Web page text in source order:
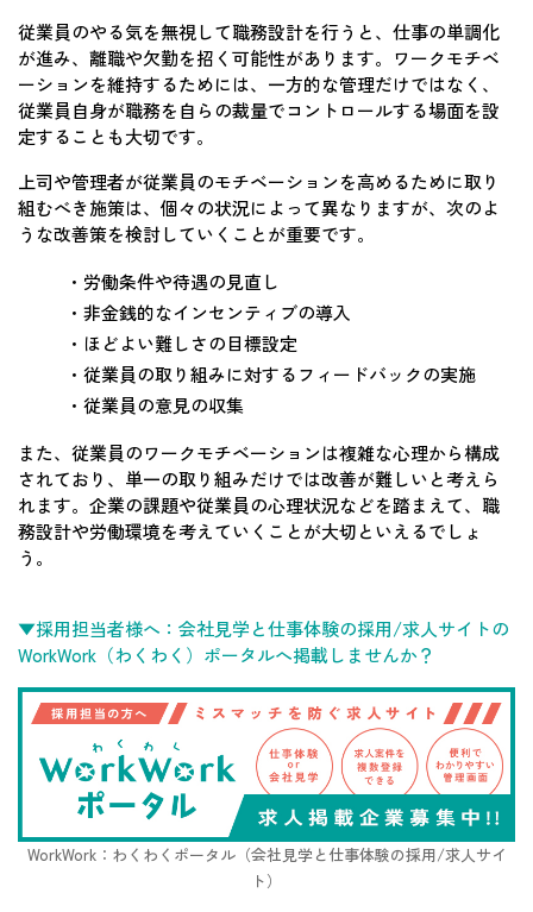
従業員のやる気を無視して職務設計を行うと、仕事の単調化
が進み、離職や欠勤を招く可能性があります。ワークモチベ
ーションを維持するためには、一方的な管理だけではなく、
従業員自身が職務を自らの裁量でコントロールする場面を設
定することも大切です。
上司や管理者が従業員のモチベーションを高めるために取り
組むべき施策は、個々の状況によって異なりますが、次のよ
うな改善策を検討していくことが重要です。
・労働条件や待遇の見直し
・非金銭的なインセンティブの導入
・ほどよい難しさの目標設定
・従業員の取り組みに対するフィードバックの実施
・従業員の意見の収集
また、従業員のワークモチベーションは複雑な心理から構成
されており、単一の取り組みだけでは改善が難しいと考えら
れます。企業の課題や従業員の心理状況などを踏まえて、職
務設計や労働環境を考えていくことが大切といえるでしょ
う。
▼採用担当者様へ：会社見学と仕事体験の採用/求人サイトの
WorkWork（わくわく）ポータルへ掲載しませんか？
WorkWork：わくわくポータル（会社見学と仕事体験の採用/求人サイ
ト）